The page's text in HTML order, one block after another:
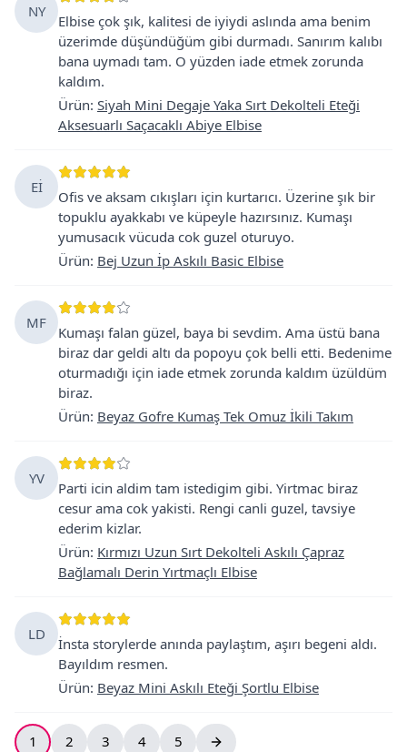
NY
Elbise çok şık, kalitesi de iyiydi aslında ama benim
üzerimde düşündüğüm gibi durmadı. Sanırım kalıbı
bana uymadı tam. O yüzden iade etmek zorunda
kaldım.
Ürün: Siyah Mini Degaje Yaka Sırt Dekolteli Eteği
Aksesuarlı Saçacaklı Abiye Elbise
Eİ
Ofis ve aksam cıkışları için kurtarıcı. Üzerine şık bir
topuklu ayakkabı ve küpeyle hazırsınız. Kumaşı
yumusacık vücuda cok guzel oturuyo.
Ürün: Bej Uzun İp Askılı Basic Elbise
MF
Kumaşı falan güzel, baya bi sevdim. Ama üstü bana
biraz dar geldi altı da popoyu çok belli etti. Bedenime
oturmadığı için iade etmek zorunda kaldım üzüldüm
biraz.
Ürün: Beyaz Gofre Kumaş Tek Omuz İkili Takım
YV
Parti icin aldim tam istedigim gibi. Yirtmac biraz
cesur ama cok yakisti. Rengi canli guzel, tavsiye
ederim kizlar.
Ürün: Kırmızı Uzun Sırt Dekolteli Askılı Çapraz
Bağlamalı Derin Yırtmaçlı Elbise
LD
İnsta storylerde anında paylaştım, aşırı begeni aldı.
Bayıldım resmen.
Ürün: Beyaz Mini Askılı Eteği Şortlu Elbise
1 2 3 4 5